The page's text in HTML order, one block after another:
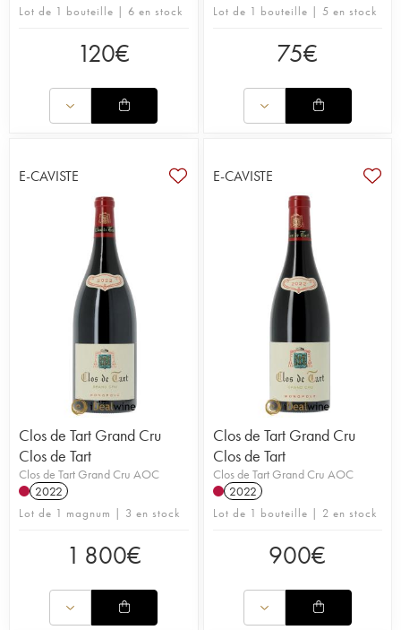
Lot de 1 bouteille | 6 en stock
120€
Lot de 1 bouteille | 5 en stock
75€
E-CAVISTE
Clos de Tart Grand Cru
Clos de Tart
Clos de Tart Grand Cru AOC
2022
Lot de 1 magnum | 3 en stock
1 800€
E-CAVISTE
Clos de Tart Grand Cru
Clos de Tart
Clos de Tart Grand Cru AOC
2022
Lot de 1 bouteille | 2 en stock
900€